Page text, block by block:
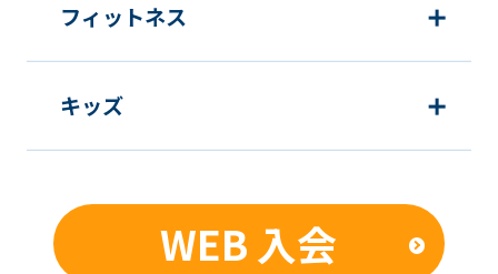
フィットネス
キッズ
WEB 入会